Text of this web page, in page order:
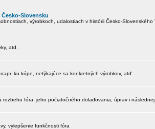
Slovensku
výrobkoch, udalostiach v histórii Česko-Slovenského
atd.
ku kúpe, netýkajúce sa konkretných výrobkov, atď
rozbehu fóra, jeho počiatočného dolaďovania, úprav i
vylepšenie funkčnosti fóra